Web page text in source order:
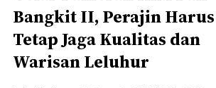
Bangkit II, Perajin Harus
Tetap Jaga Kualitas dan
Warisan Leluhur